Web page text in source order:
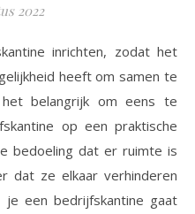
2022
inrichten, zodat het
heeft om samen te
het belangrijk om eens te
op een praktische
bedoeling dat er ruimte is
dat ze elkaar verhinderen
je een bedrijfskantine gaat